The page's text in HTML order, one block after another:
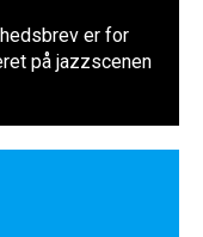
er for
på jazzscenen